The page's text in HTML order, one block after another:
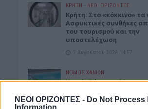
ΝΕΟΙ ΟΡΙΖΟΝΤΕΣ - Do Not Process
Information
ΚΡΗΤΗ • ΝΕΟΙ ΟΡΙΖΟΝΤΕΣ
Κρήτη: Στο «κόκκινο» τα
Ασφυκτικές συνθήκες
του τουρισμού και την
υποστελέχωση
7 Αυγούστου 2026 14:57
ΝΟΜΌΣ ΧΑΝΊΩΝ
Χανιά: Θάνατος
7 Αυγούστου 2026 14:54